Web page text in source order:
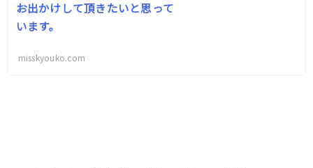
お出かけして頂きたいと思って
います。
misskyouko.com